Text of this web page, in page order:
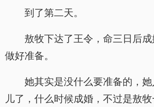
到了第二天。
敖牧下达了王令，命三日后
做好准备。
她其实是没什么要准备的，
儿了，什么时候成婚，不过是敖牧